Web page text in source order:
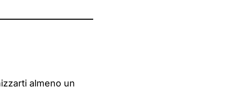
almeno un